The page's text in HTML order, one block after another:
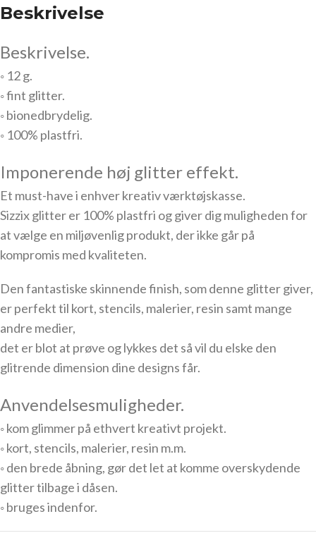
Beskrivelse
Beskrivelse.
◦ 12 g.
◦ fint glitter.
◦ bionedbrydelig.
◦ 100% plastfri.
Imponerende høj glitter effekt.
Et must-have i enhver kreativ værktøjskasse.
Sizzix glitter er 100% plastfri og giver dig muligheden for
at vælge en miljøvenlig produkt, der ikke går på
kompromis med kvaliteten.
Den fantastiske skinnende finish, som denne glitter giver,
er perfekt til kort, stencils, malerier, resin samt mange
andre medier,
det er blot at prøve og lykkes det så vil du elske den
glitrende dimension dine designs får.
Anvendelsesmuligheder.
◦ kom glimmer på ethvert kreativt projekt.
◦ kort, stencils, malerier, resin m.m.
◦ den brede åbning, gør det let at komme overskydende
glitter tilbage i dåsen.
◦ bruges indenfor.